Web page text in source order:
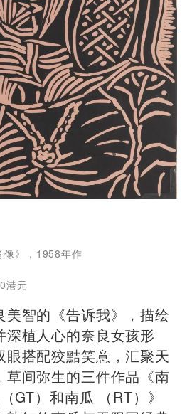
像》，1958年作
港元
智的《告诉我》，描绘
植人心的奈良女孩形
眼搭配狡黠笑意，汇聚天
草间弥生的三件作品《南
GT）和南瓜 （RT）》